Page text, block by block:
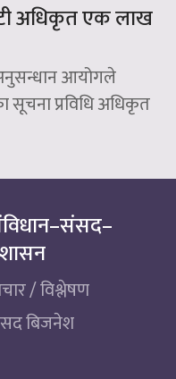
अधिकृत एक लाख
आयोगले
सूचना प्रविधि अधिकृत
/ विश्लेषण
बिजनेश